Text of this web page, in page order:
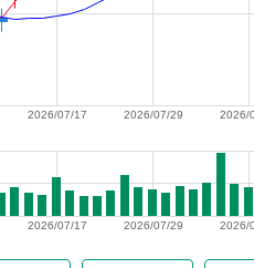
2026/
2026/07/29
2026/07/17
2026/
2026/07/29
2026/07/17